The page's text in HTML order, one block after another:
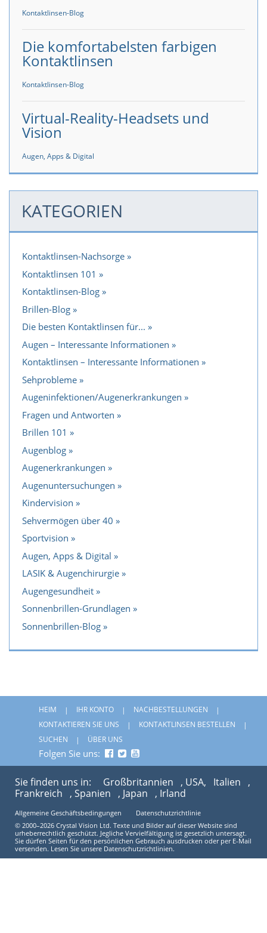
Kontaktlinsen-Blog
Die komfortabelsten farbigen
Kontaktlinsen
Kontaktlinsen-Blog
Virtual-Reality-Headsets und
Vision
Augen, Apps & Digital
KATEGORIEN
Kontaktlinsen-Nachsorge
Kontaktlinsen 101
Kontaktlinsen-Blog
Brillen-Blog
Die besten Kontaktlinsen für...
Augen – Interessante Informationen
Kontaktlinsen – Interessante Informationen
Sehprobleme
Augeninfektionen/Augenerkrankungen
Fragen und Antworten
Brillen 101
Augenblog
Augenerkrankungen
Augenuntersuchungen
Kindervision
Sehvermögen über 40
Sportvision
Augen, Apps & Digital
LASIK & Augenchirurgie
Augengesundheit
Sonnenbrillen-Grundlagen
Sonnenbrillen-Blog
HEIM IHR KONTO
NACHBESTELLUNGEN
KONTAKTIEREN SIE UNS
KONTAKTLINSEN BESTELLEN
SUCHEN
ÜBER UNS
Folgen Sie uns:
Sie finden uns in: Großbritannien , USA, Italien
,
Frankreich
, Spanien , Japan , Irland
Allgemeine Geschäftsbedingungen
Datenschutzrichtlinie
© 2000–2026 Crystal Vision Ltd. Texte und Bilder auf dieser Website sind
urheberrechtlich geschützt. Jegliche Vervielfältigung ist gesetzlich untersagt.
Sie dürfen Seiten für den persönlichen Gebrauch ausdrucken oder per E-Mail
versenden. Lesen Sie unsere Datenschutzrichtlinien.